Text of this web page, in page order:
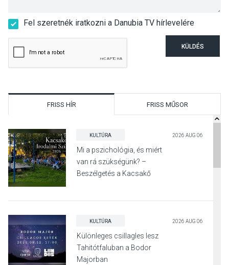
Fel szeretnék iratkozni a Danubia TV hírlevelére
KÜLDÉS
FRISS HÍR FRISS MŰSOR
KULTÚRA 2026 AUG 06
Mi a pszichológia, és miért
van rá szükségünk? –
Beszélgetés a Kacsakő
KULTÚRA 2026 AUG 06
Különleges csillagles lesz
Tahitótfaluban a Bodor
Majorban